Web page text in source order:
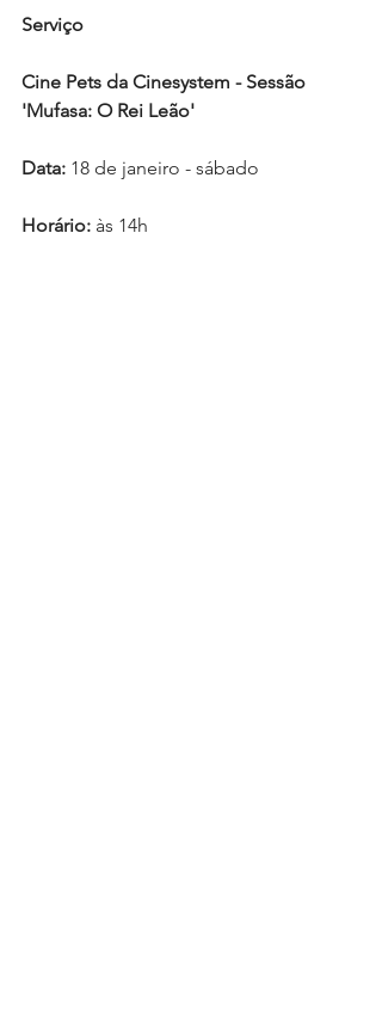
Serviço
Cine Pets da Cinesystem - Sessão
'Mufasa: O Rei Leão'
Data: 18 de janeiro - sábado
Horário: às 14h